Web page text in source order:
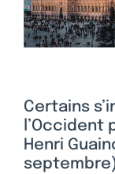
Certains
l’Occident
Henri